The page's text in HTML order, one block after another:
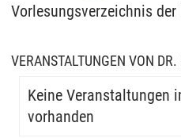
Vorlesungsverzeichnis der
VERANSTALTUNGEN VON DR.
Keine Veranstaltungen
vorhanden